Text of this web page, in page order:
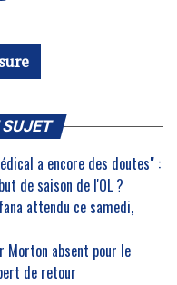
SUJET
a encore des doutes" :
de saison de l'OL ?
attendu ce samedi,
Morton absent pour le
de retour